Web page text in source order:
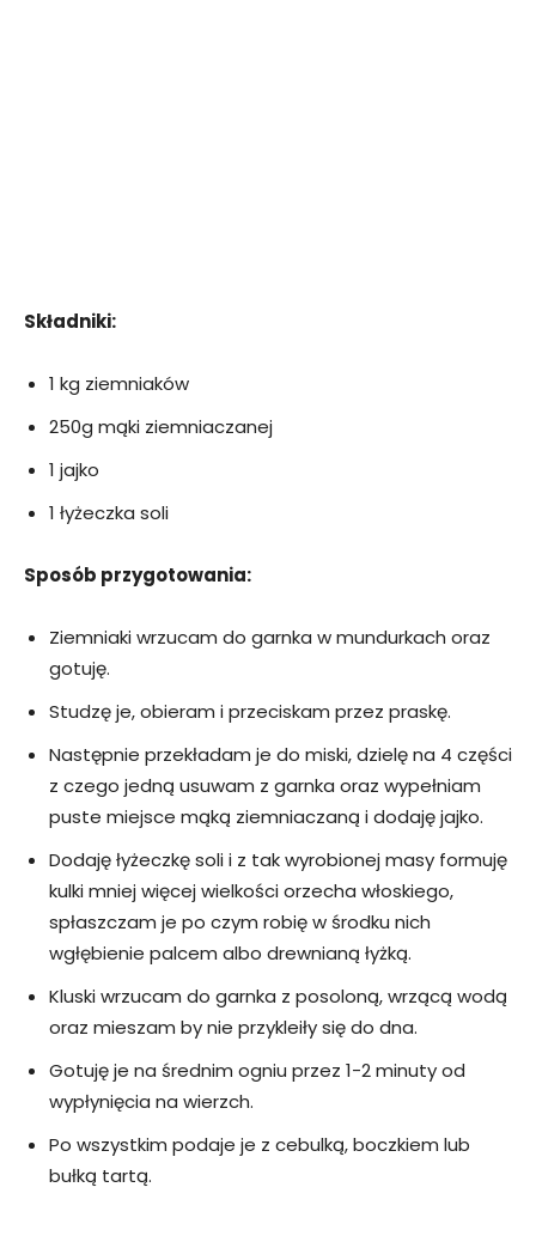
Składniki:
1 kg ziemniaków
250g mąki ziemniaczanej
1 jajko
1 łyżeczka soli
Sposób przygotowania:
Ziemniaki wrzucam do garnka w mundurkach oraz
gotuję.
Studzę je, obieram i przeciskam przez praskę.
Następnie przekładam je do miski, dzielę na 4 części
z czego jedną usuwam z garnka oraz wypełniam
puste miejsce mąką ziemniaczaną i dodaję jajko.
Dodaję łyżeczkę soli i z tak wyrobionej masy formuję
kulki mniej więcej wielkości orzecha włoskiego,
spłaszczam je po czym robię w środku nich
wgłębienie palcem albo drewnianą łyżką.
Kluski wrzucam do garnka z posoloną, wrzącą wodą
oraz mieszam by nie przykleiły się do dna.
Gotuję je na średnim ogniu przez 1-2 minuty od
wypłynięcia na wierzch.
Po wszystkim podaje je z cebulką, boczkiem lub
bułką tartą.